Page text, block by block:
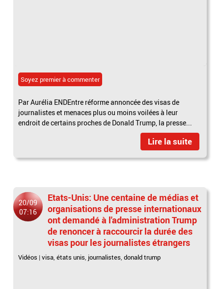
Soyez premier à commenter
Par Aurélia ENDEntre réforme annoncée des visas de
journalistes et menaces plus ou moins voilées à leur
endroit de certains proches de Donald Trump, la presse...
Lire la suite
20/09
07:16
Etats-Unis: Une centaine de médias et
organisations de presse internationaux
ont demandé à l'administration Trump
de renoncer à raccourcir la durée des
visas pour les journalistes étrangers
Vidéos |visa,états unis, journalistes,donald trump